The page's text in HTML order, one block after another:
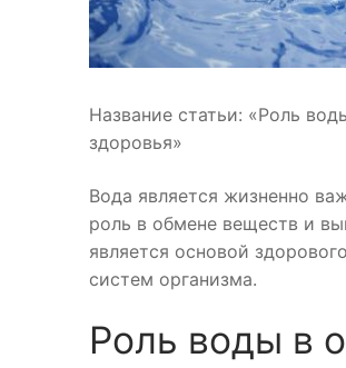
Название статьи: «Роль
здоровья»
Вода является жизненно
роль в обмене веществ и
является основой
систем организма.
Роль воды в